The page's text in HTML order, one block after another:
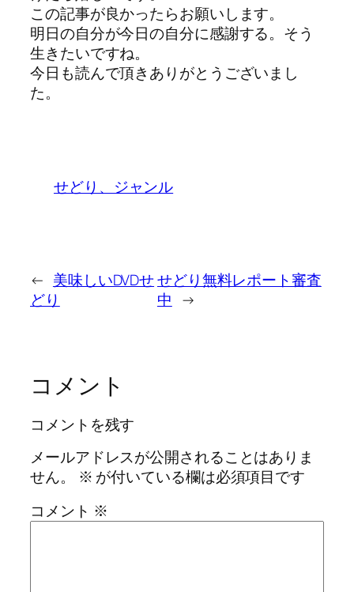
この記事が良かったらお願いします。
明日の自分が今日の自分に感謝する。そう
生きたいですね。
今日も読んで頂きありがとうございまし
た。
せどり、ジャンル
← 美味しいDVDせ
どり
せどり無料レポート審査
中 →
コメント
コメントを残す
メールアドレスが公開されることはありま
せん。
※ が付いている欄は必須項目です
コメント ※